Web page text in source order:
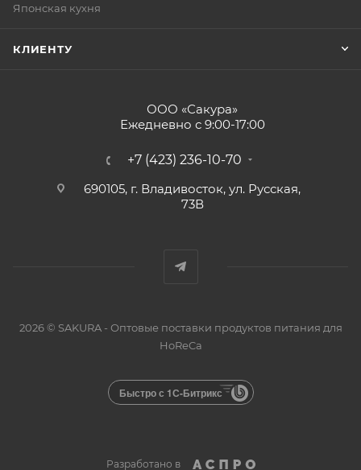
Японская кухня
КЛИЕНТУ
ООО «Сакура»
Ежедневно с 9:00-17:00
+7 (423) 236-10-70
690105, г. Владивосток, ул. Русская,
73В
2026 © SAKURA - Оптовые поставки продуктов питания для
HoReCa
Быстро с 1С-Битрикс
Разработано в